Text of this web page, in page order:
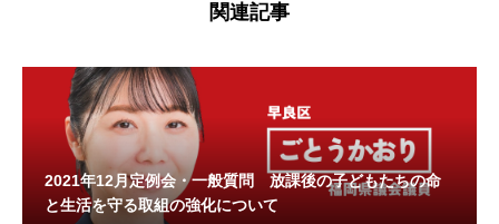
関連記事
2021年12月定例会・一般質問 放課後の子どもたちの命
と生活を守る取組の強化について